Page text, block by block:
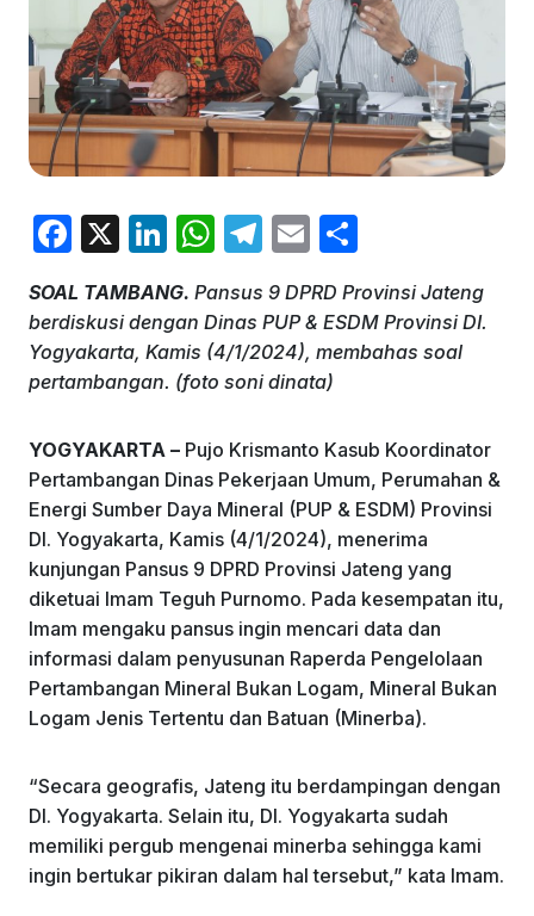
F
c
e
b
o
k
X
Li
k
e
dI
W
at
s
A
p
T
e
gr
a
E
ai
l
ar
e
SOAL TAMBANG. Pansus 9 DPRD Provinsi Jateng
berdiskusi dengan Dinas PUP & ESDM Provinsi DI.
Yogyakarta, Kamis (4/1/2024), membahas soal
pertambangan. (foto soni dinata)
YOGYAKARTA – Pujo Krismanto Kasub Koordinator
Pertambangan Dinas Pekerjaan Umum, Perumahan &
Energi Sumber Daya Mineral (PUP & ESDM) Provinsi
DI. Yogyakarta, Kamis (4/1/2024), menerima
kunjungan Pansus 9 DPRD Provinsi Jateng yang
diketuai Imam Teguh Purnomo. Pada kesempatan itu,
Imam mengaku pansus ingin mencari data dan
informasi dalam penyusunan Raperda Pengelolaan
Pertambangan Mineral Bukan Logam, Mineral Bukan
Logam Jenis Tertentu dan Batuan (Minerba).
“Secara geografis, Jateng itu berdampingan dengan
DI. Yogyakarta. Selain itu, DI. Yogyakarta sudah
memiliki pergub mengenai minerba sehingga kami
ingin bertukar pikiran dalam hal tersebut,” kata Imam.